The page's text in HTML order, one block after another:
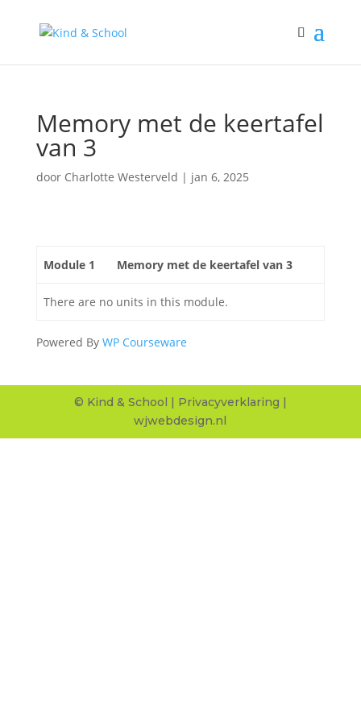
Memory met de keertafel
van 3
door Charlotte Westerveld | jan 6, 2025
Module 1 Memory met de keertafel van 3
There are no units in this module.
Powered By WP Courseware
© Kind & School | Privacyverklaring |
wjwebdesign.nl